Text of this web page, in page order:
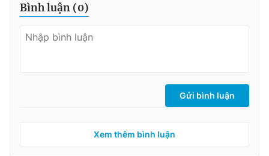
Bình luận (0)
Gửi bình luận
Xem thêm bình luận